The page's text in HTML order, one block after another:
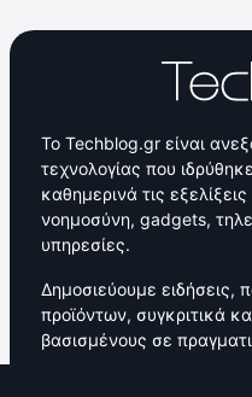
Το Techblog.gr είναι
τεχνολογίας που
καθημερινά τις
νοημοσύνη, gadgets,
υπηρεσίες.
Δημοσιεύουμε ειδήσεις,
προϊόντων, συγκριτικά
βασισμένους σε